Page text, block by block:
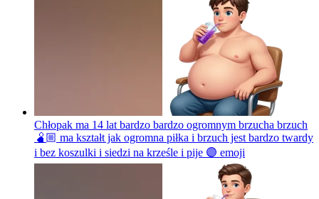
Chłopak ma 14 lat bardzo bardzo ogromnym brzucha brzuch
🫄🏼 ma kształt jak ogromna piłka i brzuch jest bardzo twardy
i bez koszulki i siedzi na krześle i pije 🟣 emoji